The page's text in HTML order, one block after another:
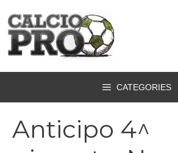
contenuto
CATEGORIES
Anticipo 4^